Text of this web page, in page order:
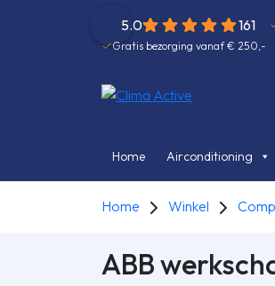
5.0 161
Gratis bezorging vanaf € 250,-
Home Airconditioning
Home Winkel
ABB